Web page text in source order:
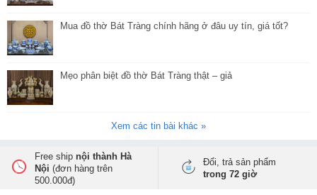
Mua đồ thờ Bát Tràng chính hãng ở đâu uy tín, giá tốt?
Mẹo phân biệt đồ thờ Bát Tràng thật – giả
Xem các tin bài khác »
Free ship nội thành Hà
Nội (đơn hàng trên
500.000đ)
Đổi, trả sản phẩm
trong 72 giờ